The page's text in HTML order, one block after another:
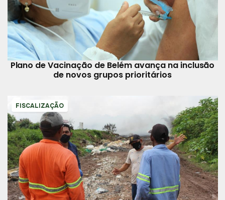
Plano de Vacinação de Belém avança na inclusão
de novos grupos prioritários
FISCALIZAÇÃO